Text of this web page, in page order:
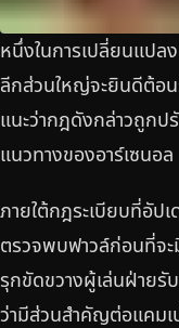
หนึ่งในการเปลี่ยนแป
ลีกส่วนใหญ่จะยินดีต้อ
แนะว่ากฎดังกล่าวถูกป
แนวทางของอาร์เซนอล
ภายใต้กฎระเบียบที่อัป
ตรวจพบฟาวล์ก่อนที่จะ
รุกขัดขวางผู้เล่นฝ่ายรั
ว่ามีส่วนสำคัญต่อแคมเ